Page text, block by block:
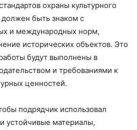
охраны культурного
быть знаком с
и международных норм,
исторических объектов. Это
будут выполнены в
и требованиями к
ценностей.
подрядчик использовал
устойчивые материалы,